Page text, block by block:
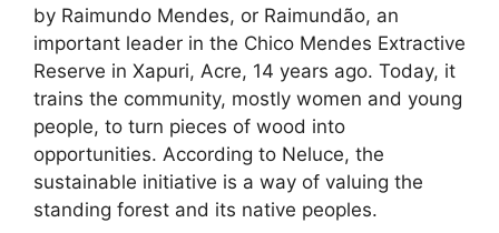
by Raimundo Mendes, or Raimundão, an
important leader in the Chico Mendes Extractive
Reserve in Xapuri, Acre, 14 years ago. Today, it
trains the community, mostly women and young
people, to turn pieces of wood into
opportunities. According to Neluce, the
sustainable initiative is a way of valuing the
standing forest and its native peoples.